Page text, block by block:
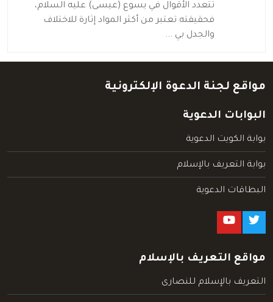
تتعدد الأقوال في يسوع (عيسى) عليه السلام،
فحقيقته تعتبر من أكثر المواد إثارة للاختلاف
والجدل بي ...
مواقع لجنة الدعوة الإلكترونية
البوابات الدعوية
بوابة الكويت الدعوية
بوابة التعريف بالإسلام
البطاقات الدعوية
مواقع التعريف بالإسلام
التعريف بالإسلام للنصارى